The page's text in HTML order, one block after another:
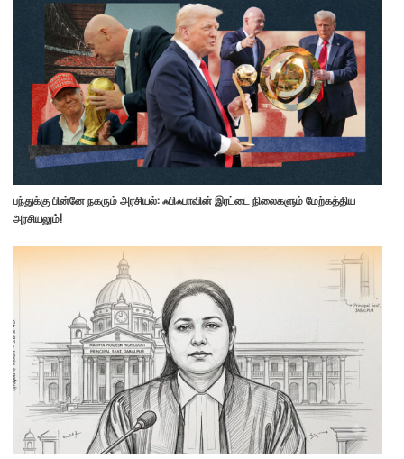
பந்துக்கு பின்னே நகரும் அரசியல்: ஃபிஃபாவின் இரட்டை நிலைகளும் மேற்கத்திய
அரசியலும்!